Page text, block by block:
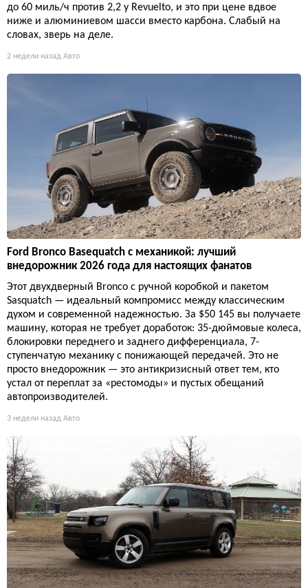
до 60 миль/ч против 2,2 у Revuelto, и это при цене вдвое
ниже и алюминиевом шасси вместо карбона. Слабый на
словах, зверь на деле.
2 недели назад Авто
Ford Bronco Basequatch с механикой: лучший
внедорожник 2026 года для настоящих фанатов
Этот двухдверный Bronco с ручной коробкой и пакетом
Sasquatch — идеальный компромисс между классическим
духом и современной надежностью. За $50 145 вы получаете
машину, которая не требует доработок: 35-дюймовые колеса,
блокировки переднего и заднего дифференциала, 7-
ступенчатую механику с понижающей передачей. Это не
просто внедорожник — это антикризисный ответ тем, кто
устал от переплат за «рестомоды» и пустых обещаний
автопроизводителей.
3 недели назад Авто